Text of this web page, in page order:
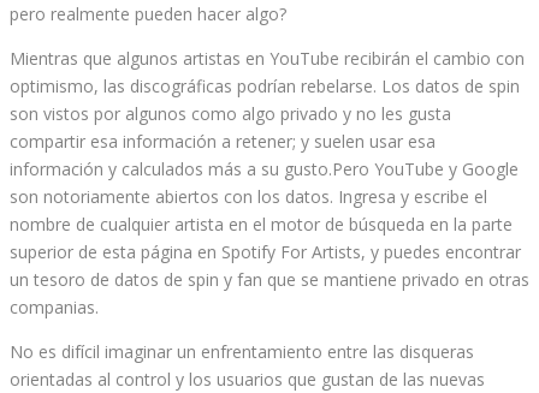
pero realmente pueden hacer algo?
Mientras que algunos artistas en YouTube recibirán el cambio con
optimismo, las discográficas podrían rebelarse. Los datos de spin
son vistos por algunos como algo privado y no les gusta
compartir esa información a retener; y suelen usar esa
información y calculados más a su gusto.Pero YouTube y Google
son notoriamente abiertos con los datos. Ingresa y escribe el
nombre de cualquier artista en el motor de búsqueda en la parte
superior de esta página en Spotify For Artists, y puedes encontrar
un tesoro de datos de spin y fan que se mantiene privado en otras
companias.
No es difícil imaginar un enfrentamiento entre las disqueras
orientadas al control y los usuarios que gustan de las nuevas